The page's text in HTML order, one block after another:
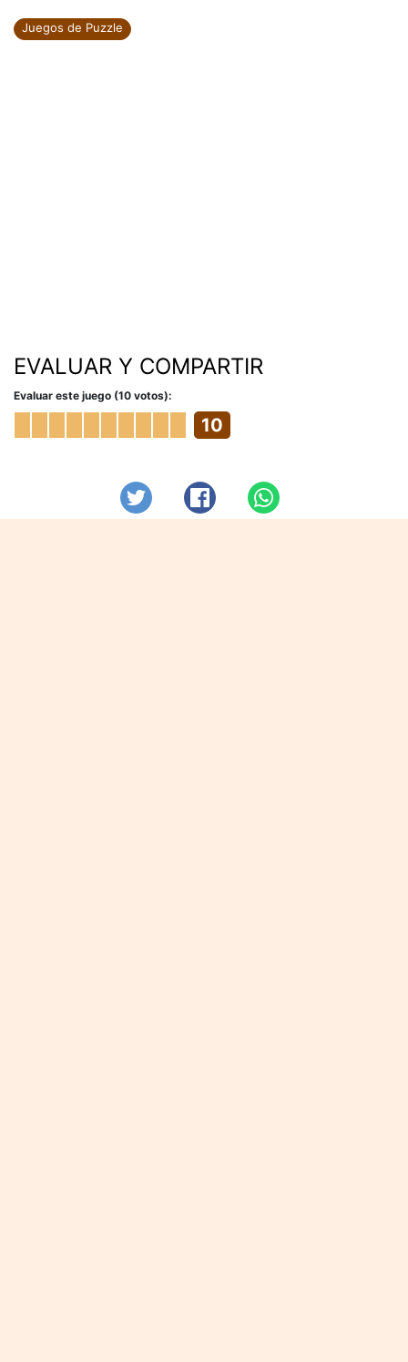
Juegos de Puzzle
EVALUAR Y COMPARTIR
Evaluar este juego (10 votos):
10